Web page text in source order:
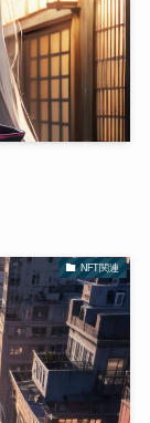
NFT関連